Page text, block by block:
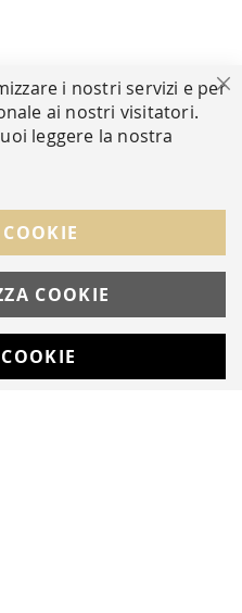
Whatsapp
| P.IVA IT05919160969
14 | Milano
i nostri servizi e per
ai nostri visitatori.
leggere la nostra
COOKIE